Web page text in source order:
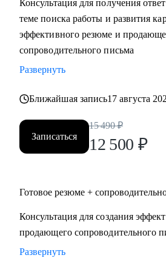
• Поддержу в успешном старте
перерыва в работе
• HoReCa
• В2В / В2С / B2G торговля, в том
(обслуживание, эксплуатация,
• эксплуатации недвижимости и
• образование
• услуги в beauty-индустрии
Консультация для получения
теме поиска работы и развития
эффективного резюме и
сопроводительного письма
Развернуть
Ближайшая запись17 августа
Записаться
15 490 ₽
12 500 ₽
Готовое резюме +
Консультация для создания
продающего сопроводительного
Развернуть